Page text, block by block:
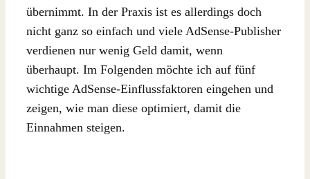
übernimmt. In der Praxis ist es allerdings doch
nicht ganz so einfach und viele AdSense-Publisher
verdienen nur wenig Geld damit, wenn
überhaupt. Im Folgenden möchte ich auf fünf
wichtige AdSense-Einflussfaktoren eingehen und
zeigen, wie man diese optimiert, damit die
Einnahmen steigen.